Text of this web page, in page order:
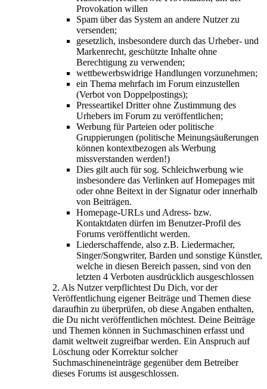
Provokation willen
Spam über das System an andere Nutzer zu
versenden;
gesetzlich, insbesondere durch das Urheber- und
Markenrecht, geschützte Inhalte ohne
Berechtigung zu verwenden;
wettbewerbswidrige Handlungen vorzunehmen;
ein Thema mehrfach im Forum einzustellen
(Verbot von Doppelpostings);
Presseartikel Dritter ohne Zustimmung des
Urhebers im Forum zu veröffentlichen;
Werbung für Parteien oder politische
Gruppierungen (politische Meinungsäußerungen
können kontextbezogen als Werbung
missverstanden werden!)
Dies gilt auch für sog. Schleichwerbung wie
insbesondere das Verlinken auf Homepages mit
oder ohne Beitext in der Signatur oder innerhalb
von Beiträgen.
Homepage-URLs und Adress- bzw.
Kontaktdaten dürfen im Benutzer-Profil des
Forums veröffentlicht werden.
Liederschaffende, also z.B. Liedermacher,
Singer/Songwriter, Barden und sonstige Künstler,
welche in diesen Bereich passen, sind von den
letzten 4 Verboten ausdrücklich ausgeschlossen
2. Als Nutzer verpflichtest Du Dich, vor der
Veröffentlichung eigener Beiträge und Themen diese
daraufhin zu überprüfen, ob diese Angaben enthalten,
die Du nicht veröffentlichen möchtest. Deine Beiträge
und Themen können in Suchmaschinen erfasst und
damit weltweit zugreifbar werden. Ein Anspruch auf
Löschung oder Korrektur solcher
Suchmaschineneinträge gegenüber dem Betreiber
dieses Forums ist ausgeschlossen.